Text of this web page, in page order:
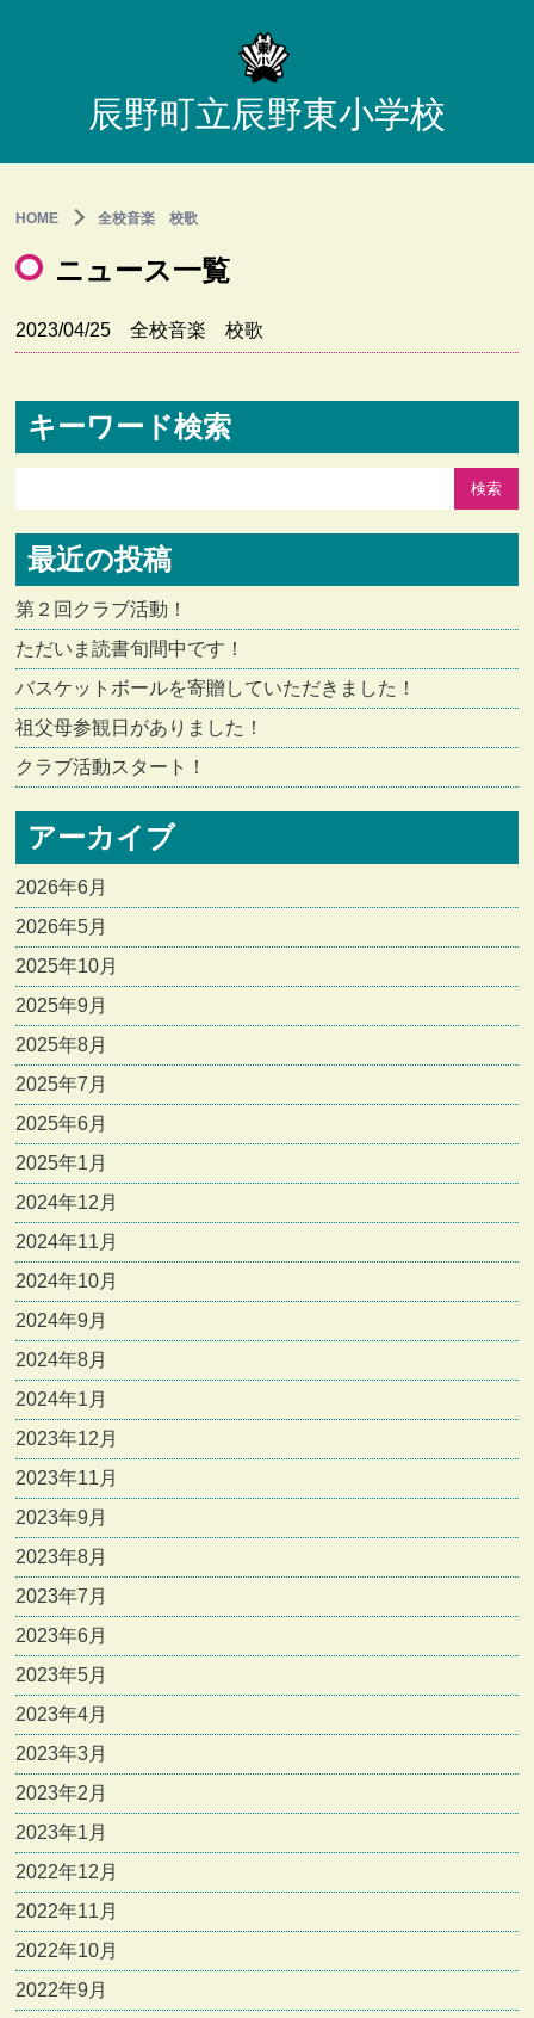
辰野町立辰野東小学校
HOME 全校音楽 校歌
ニュース一覧
2023/04/25 全校音楽 校歌
キーワード検索
最近の投稿
第２回クラブ活動！
ただいま読書旬間中です！
バスケットボールを寄贈していただきました！
祖父母参観日がありました！
クラブ活動スタート！
アーカイブ
2026年6月
2026年5月
2025年10月
2025年9月
2025年8月
2025年7月
2025年6月
2025年1月
2024年12月
2024年11月
2024年10月
2024年9月
2024年8月
2024年1月
2023年12月
2023年11月
2023年9月
2023年8月
2023年7月
2023年6月
2023年5月
2023年4月
2023年3月
2023年2月
2023年1月
2022年12月
2022年11月
2022年10月
2022年9月